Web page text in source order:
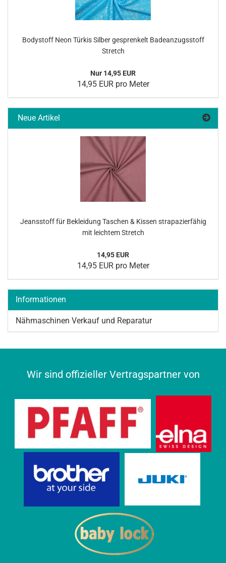
Bo­dy­stoff Neon Tür­kis Sil­ber ge­spren­kelt Ba­de­an­zugs­stoff
Stretch
Nur 14,95 EUR
14,95 EUR pro Meter
Neue Artikel
Jeans­stoff für Be­klei­dung Ta­schen & Kis­sen stra­pa­zier­fä­hig
mit leich­tem Stretch
14,95 EUR
14,95 EUR pro Meter
Informationen
Nähmaschinen Verkauf und Reparatur
Wir sind offizieller Vertragspartner von